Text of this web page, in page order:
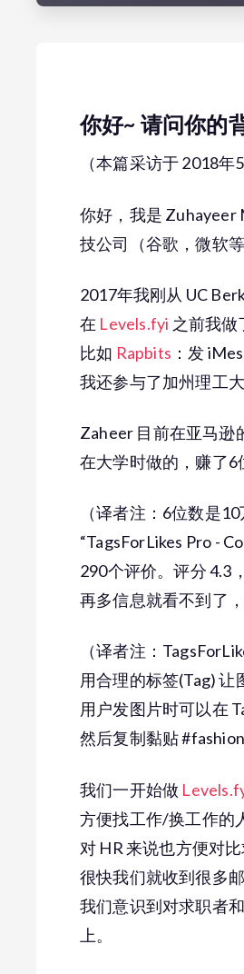
你好~ 请问你的
（本篇采访于 2018年
你好，我是 Zuhayeer
技公司（谷歌，微软
2017年我刚从 UC
在 Levels.fyi 之前我做
比如 Rapbits ：发
我还参与了加州理工
Zaheer 目前在亚马逊
在大学时做的，赚了6
（译者注：6位数是
“TagsForLikes Pro -
290个评价。评分 4.3
再多信息就看不到了
（译者注：
用合理的标签(Tag) 让
用户发图片时可以在
然后复制黏贴
我们一开始做
方便找工作/换工作的
对 HR 来说也方便对比
很快我们就收到很多
我们意识到对求职者
上。